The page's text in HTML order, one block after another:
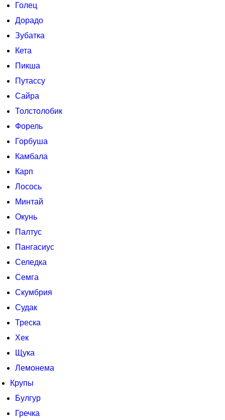
Голец
Дорадо
Зубатка
Кета
Пикша
Путассу
Сайра
Толстолобик
Форель
Горбуша
Камбала
Карп
Лосось
Минтай
Окунь
Палтус
Пангасиус
Селедка
Семга
Скумбрия
Судак
Треска
Хек
Щука
Лемонема
Крупы
Булгур
Гречка